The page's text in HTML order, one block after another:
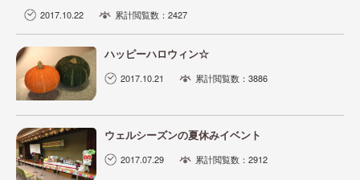
2017.10.22 累計閲覧数：2427
ハッピーハロウィン☆
2017.10.21 累計閲覧数：3886
ウェルシーズンの夏休みイベント
2017.07.29 累計閲覧数：2912